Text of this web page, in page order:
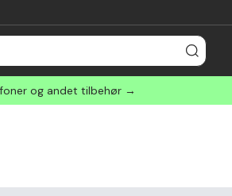
og andet tilbehør →